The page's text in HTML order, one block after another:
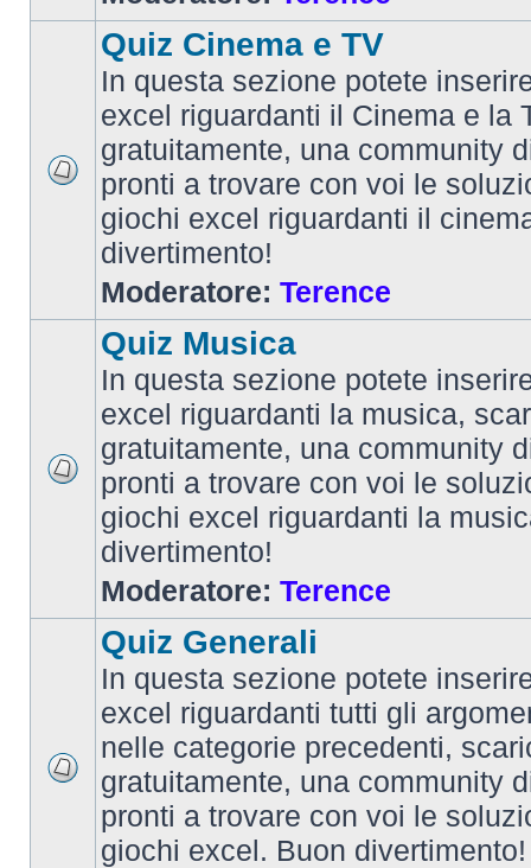
Quiz Cinema e TV
In questa sezione potete
excel riguardanti il Cinema e la
gratuitamente, una community
pronti a trovare con voi le
giochi excel riguardanti il
divertimento!
Moderatore: Terence
Quiz Musica
In questa sezione potete
excel riguardanti la musica,
gratuitamente, una community
pronti a trovare con voi le
giochi excel riguardanti la
divertimento!
Moderatore: Terence
Quiz Generali
In questa sezione potete
excel riguardanti tutti gli
nelle categorie precedenti,
gratuitamente, una community
pronti a trovare con voi le
giochi excel. Buon divertimento!